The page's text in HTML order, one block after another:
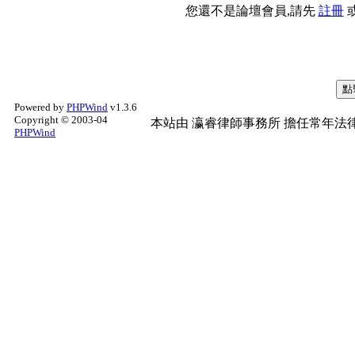
您還不是論壇會員,請先 註冊
Powered by PHPWind v1.3.6
Copyright © 2003-04
PHPWind
本站由 瀛睿律師事務所 擔任常年法